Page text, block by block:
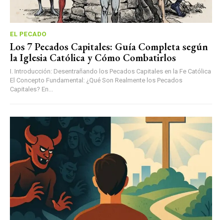
EL PECADO
Los 7 Pecados Capitales: Guía Completa según
la Iglesia Católica y Cómo Combatirlos
I. Introducción: Desentrañando los Pecados Capitales en la Fe Católica
El Concepto Fundamental: ¿Qué Son Realmente los Pecados
Capitales? En...